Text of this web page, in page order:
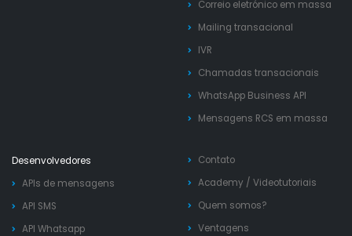
Correio eletrónico em massa
Mailing transacional
IVR
Chamadas transacionais
WhatsApp Business API
Mensagens RCS em massa
Desenvolvedores
APIs de mensagens
API SMS
API Whatsapp
Contato
Academy / Videotutoriais
Quem somos?
Ventagens